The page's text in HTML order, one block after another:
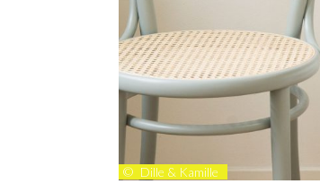
© Dille & Kamille